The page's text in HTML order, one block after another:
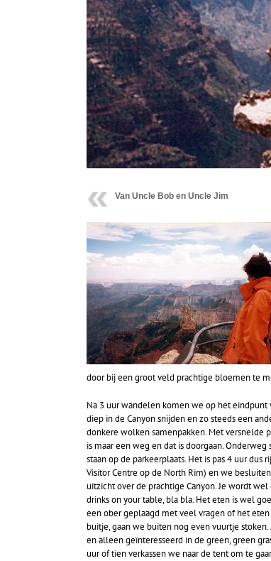
Van Uncle Bob en Uncle Jim
door bij een groot veld prachtige bloemen te
Na 3 uur wandelen komen we op het
diep in de Canyon snijden en zo steeds een
donkere wolken samenpakken. Met versnelde
is maar een weg en dat is doorgaan.
staan op de parkeerplaats. Het is pas 4 uur
Visitor Centre op de North Rim) en we
uitzicht over de prachtige Canyon. Je wordt
drinks on your table, bla bla. Het eten is wel
een ober geplaagd met veel vragen of het
buitje, gaan we buiten nog even vuurtje
en alleen geïnteresseerd in de green, green
uur of tien verkassen we naar de tent om te